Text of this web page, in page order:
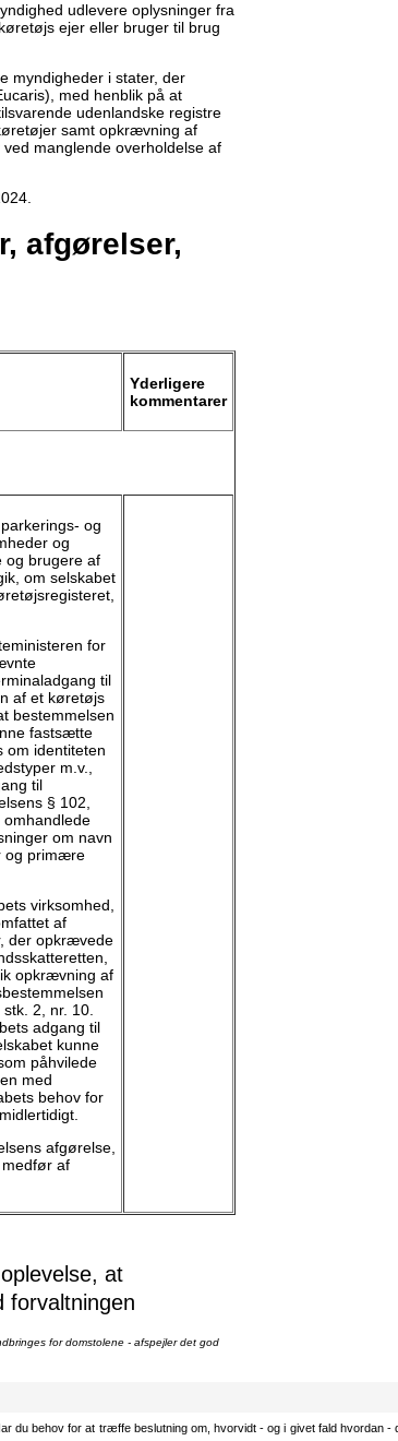
udlevere oplysninger fra
ejer eller bruger til brug
myndigheder i stater, der
med henblik på at
udenlandske registre
samt opkrævning af
manglende overholdelse af
afgørelser,
Yderligere
kommentarer
og
og
og brugere af
om selskabet
for
til
af et køretøjs
bestemmelsen
fastsætte
om identiteten
m.v.,
til
§ 102,
omhandlede
om navn
og primære
virksomhed,
af
der opkrævede
opkrævning af
2, nr. 10.
adgang til
kunne
påhvilede
med
behov for
afgørelse,
af
at
forvaltningen
for domstolene - afspejler det god
du behov for at træffe beslutning om, hvorvidt - og i givet fald hvordan